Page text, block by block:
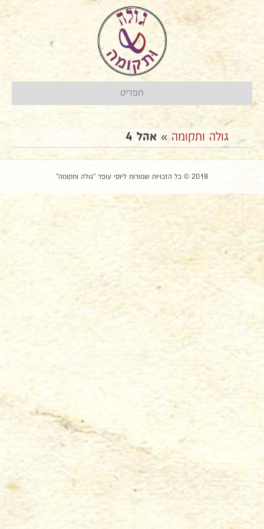
תפריט
גולה ותקומה » אהל 4
2018 © כל הזכויות שמורות ליוסי עופר "גולה ותקומה"